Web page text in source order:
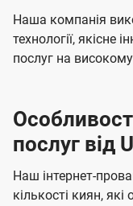
Наша компанія
технології, якісне
послуг на
послуг від
Наш інтернет-
кількості киян, які